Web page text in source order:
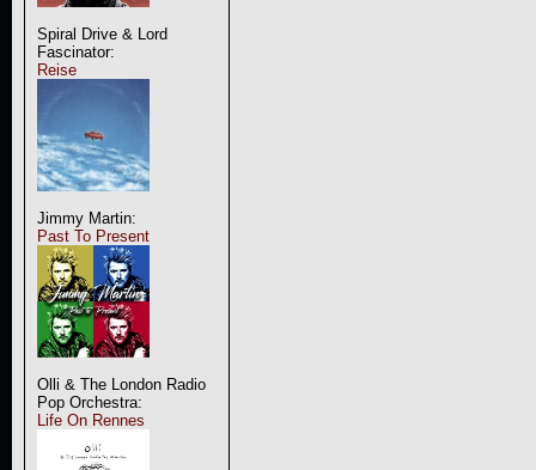
Spiral Drive & Lord
Fascinator:
Reise
Jimmy Martin:
Past To Present
Olli & The London Radio
Pop Orchestra:
Life On Rennes